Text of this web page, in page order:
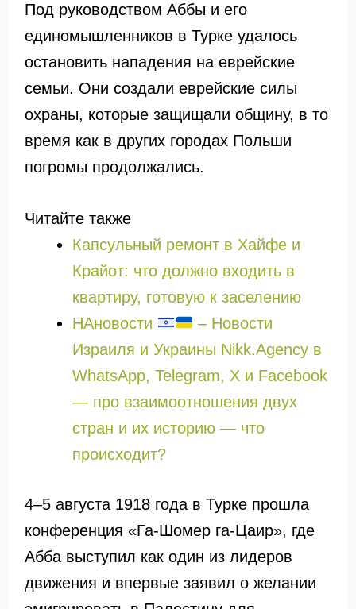
Под руководством Аббы и его
единомышленников в Турке удалось
остановить нападения на еврейские
семьи. Они создали еврейские силы
охраны, которые защищали общину, в то
время как в других городах Польши
погромы продолжались.
Читайте также
Капсульный ремонт в Хайфе и
Крайот: что должно входить в
квартиру, готовую к заселению
НАновости
– Новости
Израиля и Украины Nikk.Agency в
WhatsApp, Telegram, X и Facebook
— про взаимоотношения двух
стран и их историю — что
происходит?
4–5 августа 1918 года в Турке прошла
конференция «Га-Шомер га-Цаир», где
Абба выступил как один из лидеров
движения и впервые заявил о желании